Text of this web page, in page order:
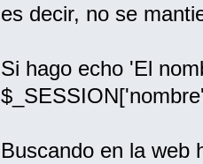
es decir, no se
Si hago echo 'El
Buscando en la web